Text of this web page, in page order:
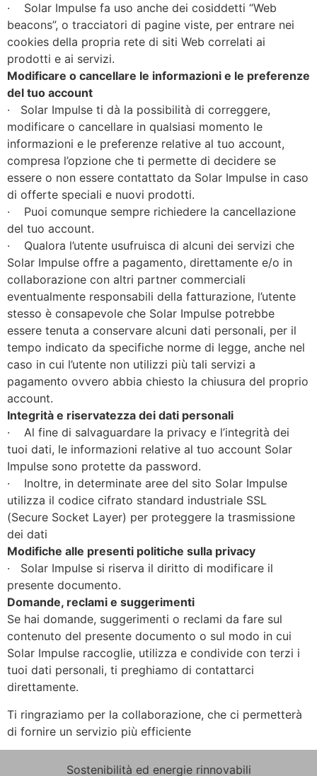
· Solar Impulse fa uso anche dei cosiddetti “Web
beacons”, o tracciatori di pagine viste, per entrare nei
cookies della propria rete di siti Web correlati ai
prodotti e ai servizi.
Modificare o cancellare le informazioni e le preferenze
del tuo account
· Solar Impulse ti dà la possibilità di correggere,
modificare o cancellare in qualsiasi momento le
informazioni e le preferenze relative al tuo account,
compresa l’opzione che ti permette di decidere se
essere o non essere contattato da Solar Impulse in caso
di offerte speciali e nuovi prodotti.
· Puoi comunque sempre richiedere la cancellazione
del tuo account.
· Qualora l’utente usufruisca di alcuni dei servizi che
Solar Impulse offre a pagamento, direttamente e/o in
collaborazione con altri partner commerciali
eventualmente responsabili della fatturazione, l’utente
stesso è consapevole che Solar Impulse potrebbe
essere tenuta a conservare alcuni dati personali, per il
tempo indicato da specifiche norme di legge, anche nel
caso in cui l’utente non utilizzi più tali servizi a
pagamento ovvero abbia chiesto la chiusura del proprio
account.
Integrità e riservatezza dei dati personali
· Al fine di salvaguardare la privacy e l’integrità dei
tuoi dati, le informazioni relative al tuo account Solar
Impulse sono protette da password.
· Inoltre, in determinate aree del sito Solar Impulse
utilizza il codice cifrato standard industriale SSL
(Secure Socket Layer) per proteggere la trasmissione
dei dati
Modifiche alle presenti politiche sulla privacy
· Solar Impulse si riserva il diritto di modificare il
presente documento.
Domande, reclami e suggerimenti
Se hai domande, suggerimenti o reclami da fare sul
contenuto del presente documento o sul modo in cui
Solar Impulse raccoglie, utilizza e condivide con terzi i
tuoi dati personali, ti preghiamo di contattarci
direttamente.
Ti ringraziamo per la collaborazione, che ci permetterà
di fornire un servizio più efficiente
Sostenibilità ed energie rinnovabili